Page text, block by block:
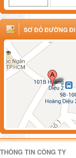
SƠ ĐỒ ĐƯỜNG ĐI
THÔNG TIN CÔNG TY